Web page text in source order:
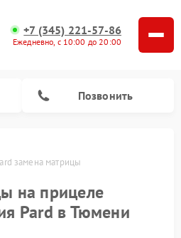
+7 (345) 221-57-86
Ежедневно, с 10:00 до 20:00
Позвонить
замена матрицы
на прицеле
Pard в Тюмени